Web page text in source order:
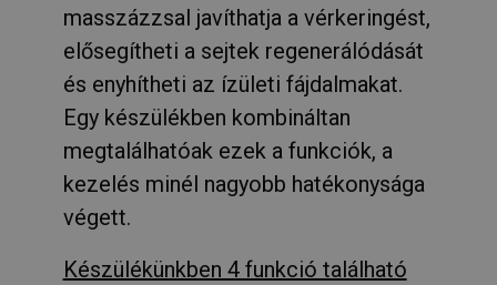
masszázzsal javíthatja a vérkeringést,
elősegítheti a sejtek regenerálódását
és enyhítheti az ízületi fájdalmakat.
Egy készülékben kombináltan
megtalálhatóak ezek a funkciók, a
kezelés minél nagyobb hatékonysága
végett.
Készülékünkben 4 funkció található